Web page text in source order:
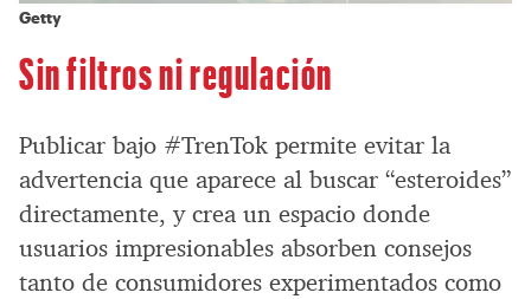
Getty
Sin filtros ni regulación
Publicar bajo #TrenTok permite evitar la
advertencia que aparece al buscar “esteroides”
directamente, y crea un espacio donde
usuarios impresionables absorben consejos
tanto de consumidores experimentados como